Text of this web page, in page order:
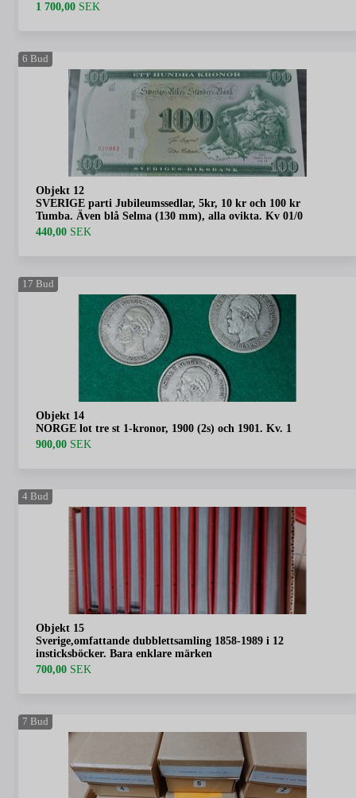
1 700,00 SEK
6 Bud
Objekt 12
SVERIGE parti Jubileumssedlar, 5kr, 10 kr och 100 kr
Tumba. Även blå Selma (130 mm), alla ovikta. Kv 01/0
440,00 SEK
17 Bud
Objekt 14
NORGE lot tre st 1-kronor, 1900 (2s) och 1901. Kv. 1
900,00 SEK
4 Bud
Objekt 15
Sverige,omfattande dubblettsamling 1858-1989 i 12
insticksböcker. Bara enklare märken
700,00 SEK
7 Bud